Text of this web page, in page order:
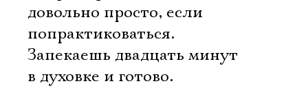
довольно просто, если
попрактиковаться.
Запекаешь двадцать минут
в духовке и готово.